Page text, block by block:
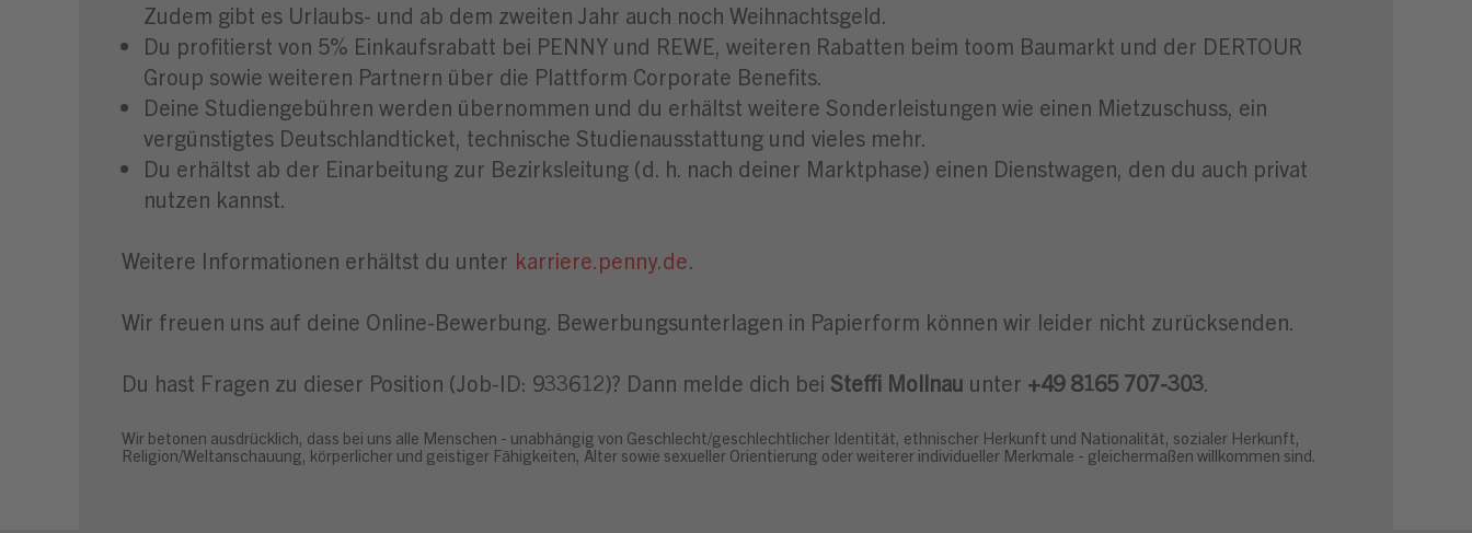
Zudem gibt es Urlaubs- und ab dem zweiten Jahr auch noch Weihnachtsgeld.
Du profitierst von 5% Einkaufsrabatt bei PENNY und REWE, weiteren Rabatten beim toom Baumarkt und der DERTOUR
Group sowie weiteren Partnern über die Plattform Corporate Benefits.
Deine Studiengebühren werden übernommen und du erhältst weitere Sonderleistungen wie einen Mietzuschuss, ein
vergünstigtes Deutschlandticket, technische Studienausstattung und vieles mehr.
Du erhältst ab der Einarbeitung zur Bezirksleitung (d. h. nach deiner Marktphase) einen Dienstwagen, den du auch privat
nutzen kannst.
Weitere Informationen erhältst du unter karriere.penny.de.
Wir freuen uns auf deine Online-Bewerbung. Bewerbungsunterlagen in Papierform können wir leider nicht zurücksenden.
Du hast Fragen zu dieser Position (Job-ID: 933612)? Dann melde dich bei Steffi Mollnau unter +49 8165 707-303.
Wir betonen ausdrücklich, dass bei uns alle Menschen - unabhängig von Geschlecht/geschlechtlicher Identität, ethnischer Herkunft und Nationalität, sozialer Herkunft,
Religion/Weltanschauung, körperlicher und geistiger Fähigkeiten, Alter sowie sexueller Orientierung oder weiterer individueller Merkmale - gleichermaßen willkommen sind.